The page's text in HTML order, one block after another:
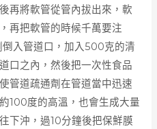
再將軟管從管內拔出來，軟
再把軟管的時候千萬要注
入管道口，加入500克的清
口之內，然後把一次性食品
管道疏通劑在管道當中迅速
100度的高溫，也會生成大量
下沖，過10分鐘後把保鮮膜